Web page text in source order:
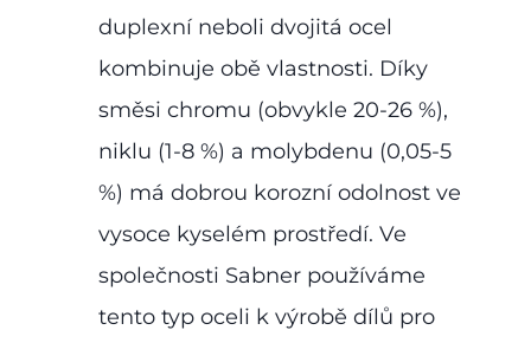
duplexní neboli dvojitá ocel
kombinuje obě vlastnosti. Díky
směsi chromu (obvykle 20-26 %),
niklu (1-8 %) a molybdenu (0,05-5
%) má dobrou korozní odolnost ve
vysoce kyselém prostředí. Ve
společnosti Sabner používáme
tento typ oceli k výrobě dílů pro